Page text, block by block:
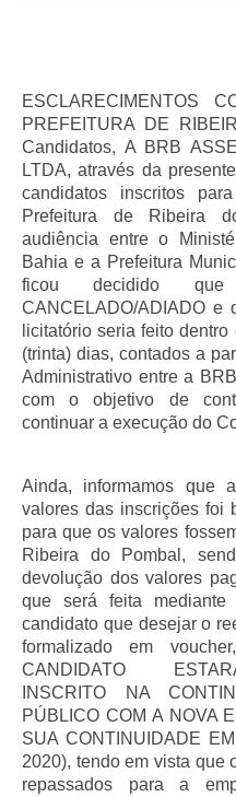
ESCLARECIMENTOS
PREFEITURA DE
Candidatos, A BRB
LTDA, através da
candidatos inscritos
Prefeitura de Ribeira
audiência entre o
Bahia e a Prefeitura
ficou decidido
CANCELADO/ADIADO e
licitatório seria feito
(trinta) dias, contados a
Administrativo entre a
com o objetivo de
continuar a execução do
Ainda, informamos que
valores das inscrições foi
para que os valores
Ribeira do Pombal,
devolução dos valores
que será feita
candidato que desejar o
formalizado em
CANDIDATO
INSCRITO NA
PÚBLICO COM A NOVA
SUA CONTINUIDADE
2020), tendo em vista que
repassados para a